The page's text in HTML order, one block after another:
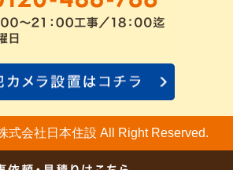
ュール
フォーム
式会社日本住設 All Right Reserved.